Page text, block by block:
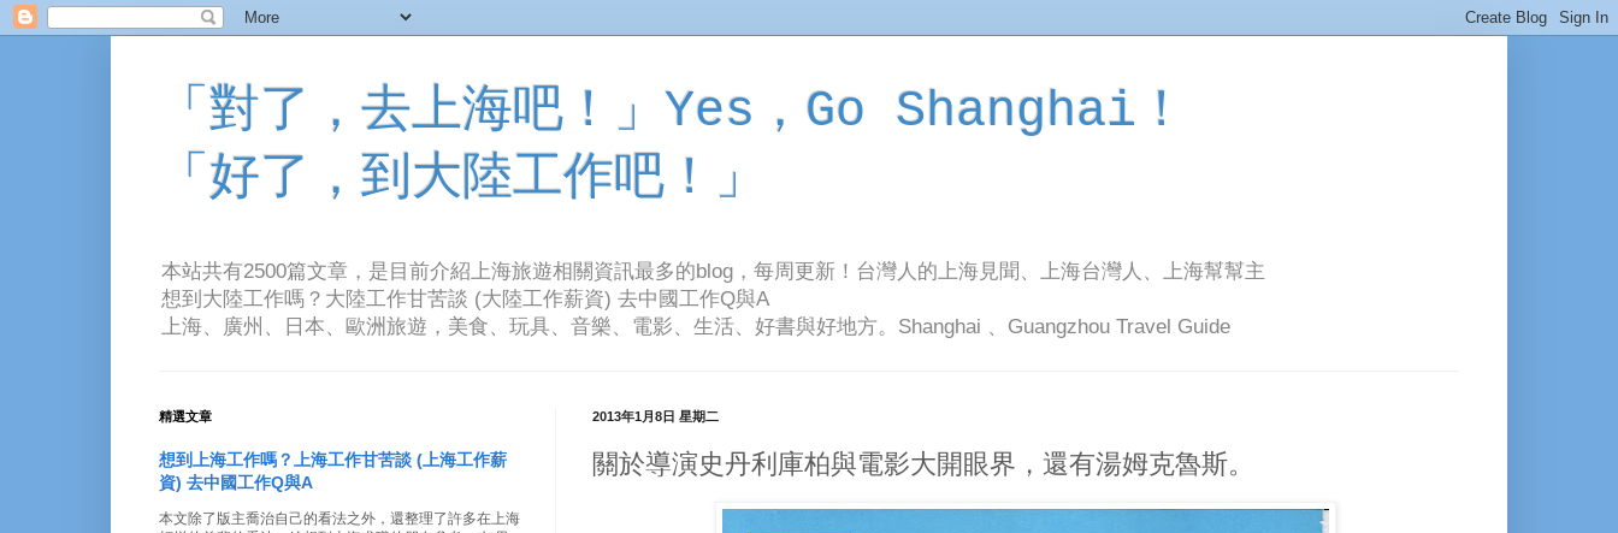
「對了，去上海吧！」Yes，Go Shanghai！
「好了，到大陸工作吧！」
本站共有2500篇文章，是目前介紹上海旅遊相關資訊最多的blog，每周更新！台灣人的上海見聞、上海台灣人、上海幫幫主
想到大陸工作嗎？大陸工作甘苦談 (大陸工作薪資) 去中國工作Q與A
上海、廣州、日本、歐洲旅遊，美食、玩具、音樂、電影、生活、好書與好地方。Shanghai 、Guangzhou Travel Guide
2013年1月8日 星期二
關於導演史丹利庫柏與電影大開眼界，還有湯姆克魯斯。
精選文章
想到上海工作嗎？上海工作甘苦談 (上海工作薪
資) 去中國工作Q與A
本文除了版主喬治自己的看法之外，還整理了許多在上海